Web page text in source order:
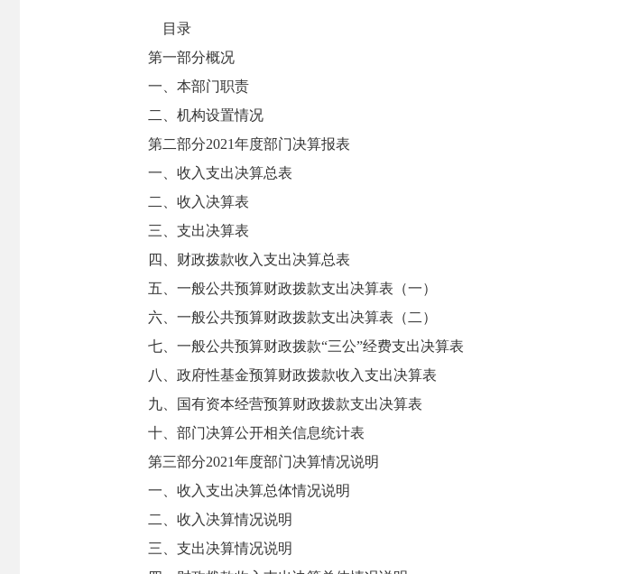
目录
第一部分概况
一、本部门职责
二、机构设置情况
第二部分2021年度部门决算报表
一、收入支出决算总表
二、收入决算表
三、支出决算表
四、财政拨款收入支出决算总表
五、一般公共预算财政拨款支出决算表（一）
六、一般公共预算财政拨款支出决算表（二）
七、一般公共预算财政拨款“三公”经费支出决算表
八、政府性基金预算财政拨款收入支出决算表
九、国有资本经营预算财政拨款支出决算表
十、部门决算公开相关信息统计表
第三部分2021年度部门决算情况说明
一、收入支出决算总体情况说明
二、收入决算情况说明
三、支出决算情况说明